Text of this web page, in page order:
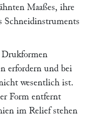
Maaßes, ihre
Schneidinstruments
Drukformen
erfordern und bei
wesentlich ist.
Form entfernt
im Relief stehen